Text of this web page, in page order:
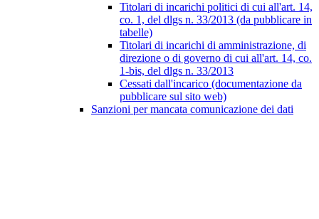
Titolari di incarichi politici di cui all'art. 14,
co. 1, del dlgs n. 33/2013 (da pubblicare in
tabelle)
Titolari di incarichi di amministrazione, di
direzione o di governo di cui all'art. 14, co.
1-bis, del dlgs n. 33/2013
Cessati dall'incarico (documentazione da
pubblicare sul sito web)
Sanzioni per mancata comunicazione dei dati